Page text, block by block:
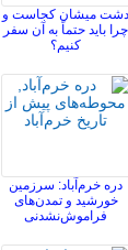
دشت میشان کجاست و
چرا باید حتماً به آن سفر
کنیم؟
دره خرم‌آباد: سرزمین
خورشید و تمدن‌های
فراموش‌نشدنی